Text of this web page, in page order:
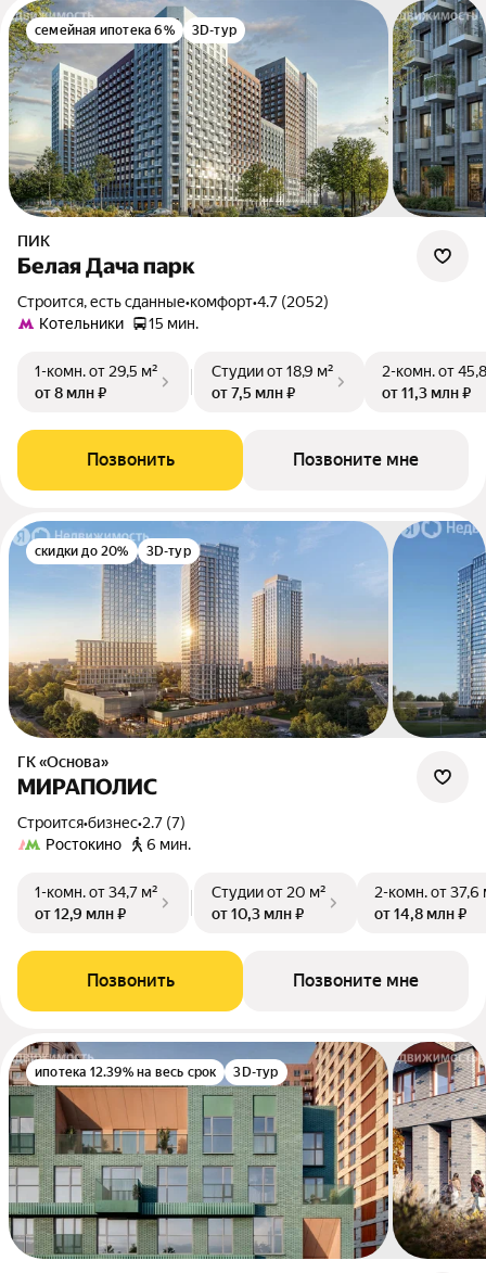
семейная ипотека 6% 3D-тур
ПИК
Белая Дача парк
Строится, есть сданные•комфорт•4.7 (2052)
Котельники
15 мин.
1-комн.от 29,5 м²
от 8 млн ₽
Студииот 18,9 м²
от 7,5 млн ₽
2-комн.от
от 11,3 млн ₽
Позвонить Позвоните мне
скидки до 20% 3D-тур
ГК «Основа»
МИРАПОЛИС
Строится•бизнес•2.7 (7)
Ростокино
6 мин.
1-комн.от 34,7 м²
от 12,9 млн ₽
Студииот 20 м²
от 10,3 млн ₽
2-комн.от 37,6
от 14,8 млн ₽
Позвонить Позвоните мне
ипотека 12.39% на весь срок 3D-тур